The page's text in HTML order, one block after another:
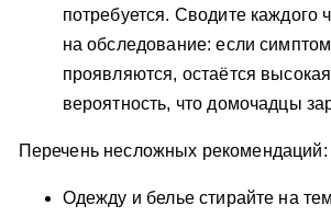
потребуется. Сводите каждого
на обследование: если
проявляются, остаётся высокая
вероятность, что домочадцы
Перечень несложных рекомендаций:
Одежду и белье стирайте на